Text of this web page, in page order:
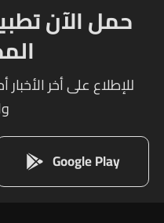
للإطلاع على أخر
Google Play